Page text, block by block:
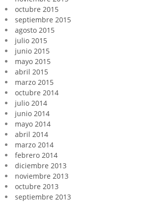
octubre 2015
septiembre 2015
agosto 2015
julio 2015
junio 2015
mayo 2015
abril 2015
marzo 2015
octubre 2014
julio 2014
junio 2014
mayo 2014
abril 2014
marzo 2014
febrero 2014
diciembre 2013
noviembre 2013
octubre 2013
septiembre 2013